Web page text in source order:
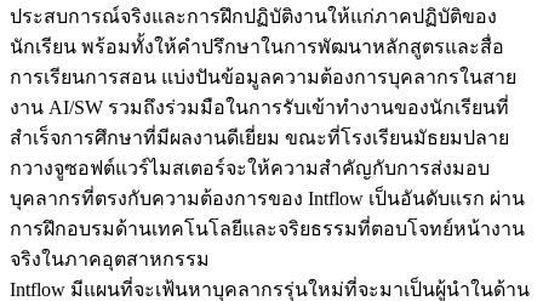
ประสบการณ์จริงและการฝึกปฏิบัติงานให้แก่ภาคปฏิบัติของ
นักเรียน พร้อมทั้งให้คำปรึกษาในการพัฒนาหลักสูตรและสื่อ
การเรียนการสอน แบ่งปันข้อมูลความต้องการบุคลากรในสาย
งาน AI/SW รวมถึงร่วมมือในการรับเข้าทำงานของนักเรียนที่
สำเร็จการศึกษาที่มีผลงานดีเยี่ยม ขณะที่โรงเรียนมัธยมปลาย
กวางจูซอฟต์แวร์ไมสเตอร์จะให้ความสำคัญกับการส่งมอบ
บุคลากรที่ตรงกับความต้องการของ Intflow เป็นอันดับแรก ผ่าน
การฝึกอบรมด้านเทคโนโลยีและจริยธรรมที่ตอบโจทย์หน้างาน
จริงในภาคอุตสาหกรรม
Intflow มีแผนที่จะเฟ้นหาบุคลากรรุ่นใหม่ที่จะมาเป็นผู้นำในด้าน